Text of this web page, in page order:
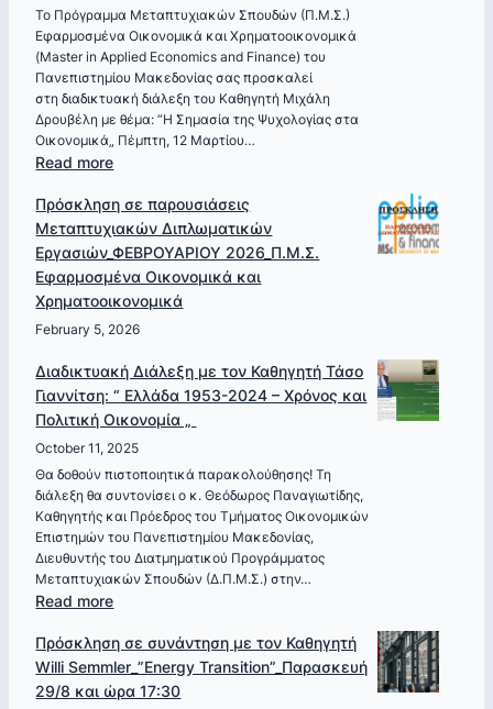
Π.Μ.Σ.
Εφαρμοσμένα
Οικονομικά
και
Χρηματοοικονομικά
για
το
Έτος
2026-
2027
Το Πρόγραμμα Μεταπτυχιακών Σπουδών (Π.Μ.Σ.)
Εφαρμοσμένα Οικονομικά και Χρηματοοικονομικά
(Master in Applied Economics and Finance) του
Πανεπιστημίου Μακεδονίας σας προσκαλεί
στη διαδικτυακή διάλεξη του Καθηγητή Μιχάλη
Δρουβέλη με θέμα: “Η Σημασία της Ψυχολογίας στα
Οικονομικά„ Πέμπτη, 12 Μαρτίου…
Read more:
Διάλεξη
με
τον
Καθηγητή
Μιχάλη
Δρουβέλη
Σημασία
της
Ψυχολογίας
στα
Οικονομικά„
–
Πέμπτη,
12
Μαρτίου
2026
Πρόσκληση σε παρουσιάσεις
Μεταπτυχιακών Διπλωματικών
Εργασιών_ΦΕΒΡΟΥΑΡΙΟΥ 2026_Π.Μ.Σ.
Εφαρμοσμένα Οικονομικά και
Χρηματοοικονομικά
February 5, 2026
Διαδικτυακή Διάλεξη με τον Καθηγητή Τάσο
Γιαννίτση: “ Ελλάδα 1953-2024 – Χρόνος και
Πολιτική Οικονομία „
October 11, 2025
Θα δοθούν πιστοποιητικά παρακολούθησης! Τη
διάλεξη θα συντονίσει ο κ. Θεόδωρος Παναγιωτίδης,
Καθηγητής και Πρόεδρος του Τμήματος Οικονομικών
Επιστημών του Πανεπιστημίου Μακεδονίας,
Διευθυντής του Διατμηματικού Προγράμματος
Μεταπτυχιακών Σπουδών (Δ.Π.Μ.Σ.) στην…
Read more:
Διάλεξη
με
τον
Πρόσκληση σε συνάντηση με τον Καθηγητή
Willi Semmler_”Energy Transition”_Παρασκευή
29/8 και ώρα 17:30